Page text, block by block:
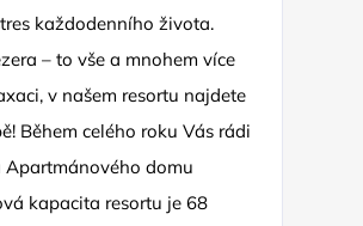
každodenního života.
– to vše a mnohem více
v našem resortu najdete
Během celého roku Vás rádi
Apartmánového domu
kapacita resortu je 68